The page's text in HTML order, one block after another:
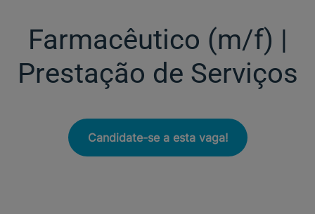
Farmacêutico (m/f)​ |
Prestação de Serviços
Candidate-se a esta vaga!